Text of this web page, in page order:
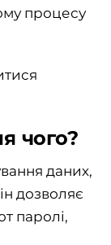
процесу
чого?
даних,
дозволяє
паролі,